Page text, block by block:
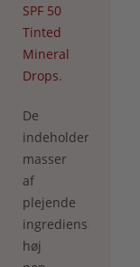
SPF 50
Tinted
Mineral
Drops.
De
indeholder
masser
af
plejende
ingredienser,
høj